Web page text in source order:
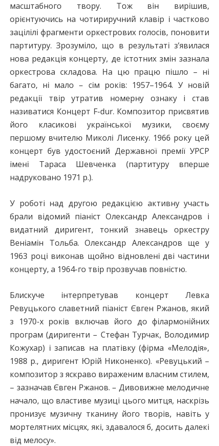
масштабного твору. Тож він вирішив,
орієнтуючись на чотириручний клавір і частково
зацілілі фрагменти оркестрових голосів, поновити
партитуру. Зрозуміло, що в результаті з’явилася
нова редакція концерту, де істотних змін зазнала
оркестрова складова. На цю працю пішло – ні
багато, ні мало – сім років: 1957–1964. У новій
редакції твір утратив номерну ознаку і став
називатися Концерт F-dur. Композитор присвятив
його класикові української музики, своєму
першому вчителю Миколі Лисенку. 1966 року цей
концерт був удостоєний Державної премії УРСР
імені Тараса Шевченка (партитуру вперше
надруковано 1971 р.).
У роботі над другою редакцією активну участь
брали відомий піаніст Олександр Александров і
видатний диригент, тонкий знавець оркестру
Веніамін Тольба. Олександр Александров ще у
1963 році виконав щойно відновлені дві частини
концерту, а 1964-го твір прозвучав повністю.
Блискуче інтерпретував концерт Левка
Ревуцького славетний піаніст Євген Ржанов, який
з 1970-х років включав його до філармонійних
програм (диригенти – Стефан Турчак, Володимир
Кожухар) і записав на платівку (фірма «Мелодія»,
1988 р., диригент Юрій Никоненко). «Ревуцький –
композитор з яскраво вираженим власним стилем,
– зазначав Євген Ржанов. – Дивовижне мелодичне
начало, що властиве музиці цього митця, наскрізь
пронизує музичну тканину його творів, навіть у
мортелятних місцях, які, здавалося б, досить далекі
від мелосу».